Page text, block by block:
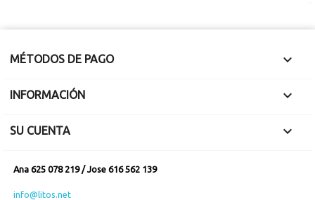
MÉTODOS DE PAGO 
INFORMACIÓN 
SU CUENTA 
Ana 625 078 219 / Jose 616 562 139
info@litos.net